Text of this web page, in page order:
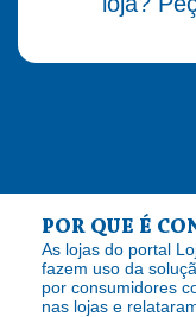
POR QUE É
As lojas do portal
fazem uso da
por consumidores
nas lojas e